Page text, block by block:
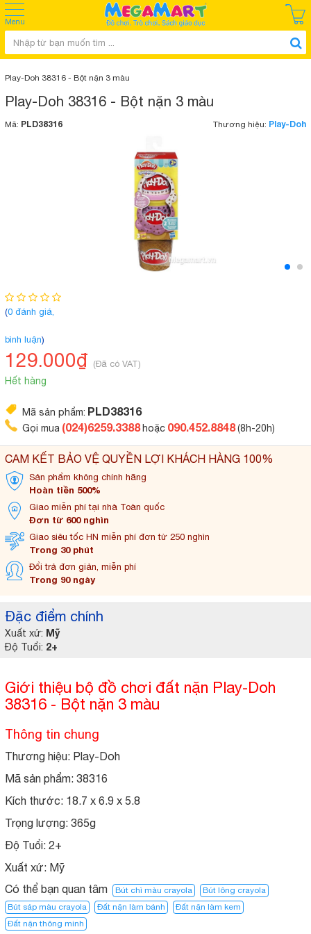
Menu
Play-Doh 38316 - Bột nặn 3 màu
Play-Doh 38316 - Bột nặn 3 màu
Mã: PLD38316 Thương hiệu: Play-Doh
Đặc điểm chính
Xuất xứ: Mỹ
Độ Tuổi: 2+
(0 đánh giá,
bình luận)
129.000₫ (Đã có VAT)
Hết hàng
CAM KẾT BẢO VỆ QUYỀN LỢI KHÁCH HÀNG 100%
Sản phẩm không chính hãng
Hoàn tiền 500%
Giao miễn phí tại nhà Toàn quốc
Đơn từ 600 nghìn
Giao siêu tốc HN miễn phí đơn từ 250 nghìn
Trong 30 phút
Đổi trả đơn giản, miễn phí
Trong 90 ngày
Mã sản phẩm: PLD38316
Gọi mua (024)6259.3388 hoặc 090.452.8848(8h-20h)
Giới thiệu bộ đồ chơi đất nặn Play-Doh
38316 - Bột nặn 3 màu
Thông tin chung
Thương hiệu: Play-Doh
Mã sản phẩm: 38316
Kích thước: 18.7 x 6.9 x 5.8
Trọng lượng: 365g
Độ Tuổi: 2+
Xuất xứ: Mỹ
Có thể bạn quan tâm
Bút chì màu crayola
Bút lông crayola
Bút sáp màu crayola
Đất nặn làm bánh
Đất nặn làm kem
Đất nặn thông minh